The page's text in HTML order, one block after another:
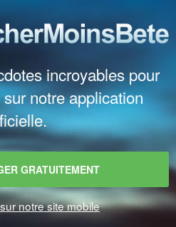
incroyables pour
notre application
GRATUITEMENT
notre site mobile